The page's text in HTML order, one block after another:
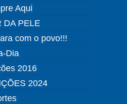
Aqui
DA PELE
com o povo!!!
Dia
2016
2024